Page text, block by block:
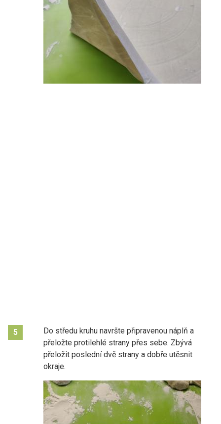
5
Do středu kruhu navršte připravenou náplň a
přeložte protilehlé strany přes sebe. Zbývá
přeložit poslední dvě strany a dobře utěsnit
okraje.